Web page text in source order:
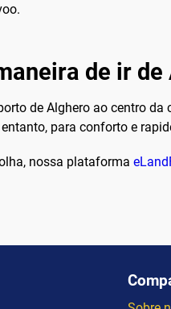
de ir
de Alghero ao centro
para conforto e
nossa plataforma